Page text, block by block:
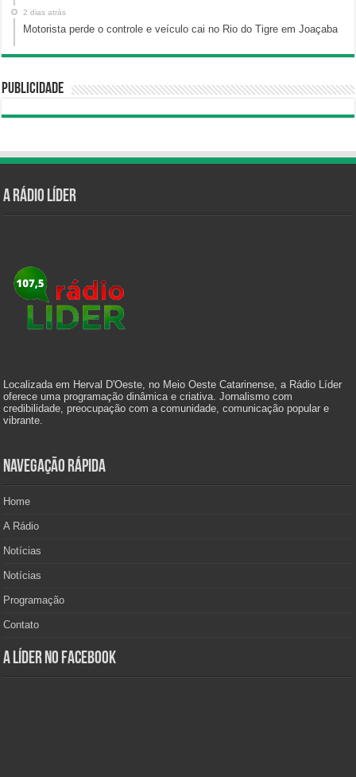
2 dias atrás
Motorista perde o controle e veículo cai no Rio do Tigre em Joaçaba
Publicidade
A Rádio Líder
Localizada em Herval D'Oeste, no Meio Oeste Catarinense, a Rádio Líder
oferece uma programação dinâmica e criativa. Jornalismo com
credibilidade, preocupação com a comunidade, comunicação popular e
vibrante.
Navegação Rápida
Home
A Rádio
Notícias
Notícias
Programação
Contato
A Líder no Facebook